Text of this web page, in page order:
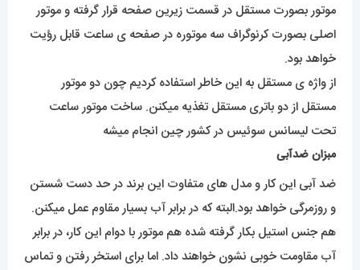
موتور بصورت مستقل در قسمت زیرین صفحه قرار گرفته و موتور
اصلی بصورت کرنوگراف سه موتوره در صفحه ی ساعت قابل رؤیت
خواهد بود.
از واژه ی مستقل به این خاطر استفاده کردیم چون دو موتور
مستقل از دو باتری مستقل تغذیه میکنن. ساخت موتور ساعت
تحت لیسانس سوئیس در کشور چین انجام میشه
مبزان ضدآبی
ضد آبی این کار و مدل های متفاوت این برند در حد دست شستن
و روزمرگی خواهد بود.البته که در برابر آب بسیار مقاوم عمل میکنن.
هم جنس استیل بکار گرفته شده هم موتور با دوام این کار، در برابر
آب مقاومت خوبی نشون خواهند داد. اما برای استخر رفتن و تماس